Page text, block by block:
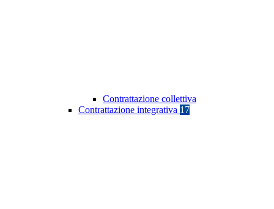
Contrattazione collettiva
Contrattazione integrativa 17